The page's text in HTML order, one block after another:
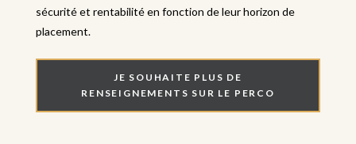
sécurité et rentabilité en fonction de leur horizon de
placement.
JE SOUHAITE PLUS DE
RENSEIGNEMENTS SUR LE PERCO